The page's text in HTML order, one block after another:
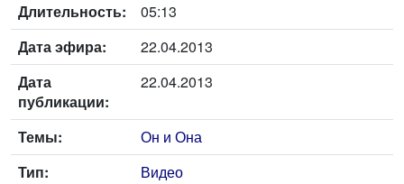
Длительность:
05:13
Дата эфира:
22.04.2013
Дата
публикации:
22.04.2013
Темы:
Он и Она
Тип:
Видео